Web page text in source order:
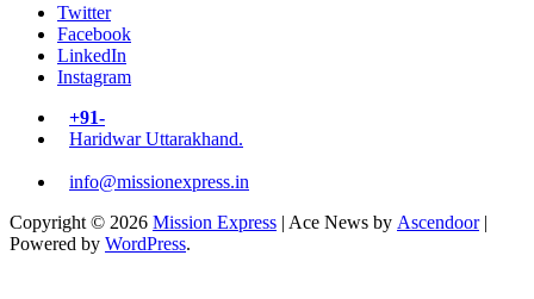
Twitter
Facebook
LinkedIn
Instagram
+91-
Haridwar Uttarakhand.
info@missionexpress.in
Copyright © 2026 Mission Express | Ace News by Ascendoor|
Powered by WordPress.